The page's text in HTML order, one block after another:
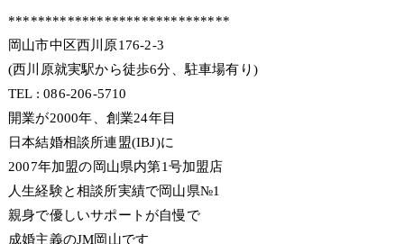
******************************
岡山市中区西川原176-2-3
(西川原就実駅から徒歩6分、駐車場有り)
TEL : 086-206-5710
開業が2000年、創業24年目
日本結婚相談所連盟(IBJ)に
2007年加盟の岡山県内第1号加盟店
人生経験と相談所実績で岡山県№1
親身で優しいサポートが自慢で
成婚主義のJM岡山です